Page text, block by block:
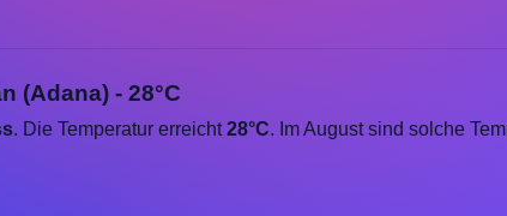
(Adana) - 28°C
. Die Temperatur erreicht28°C. Im August sind solche